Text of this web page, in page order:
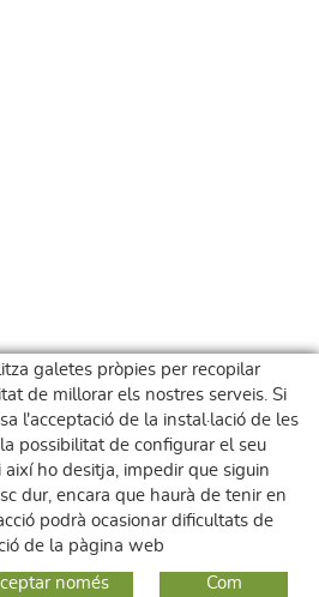
galetes pròpies per recopilar
de millorar els nostres serveis. Si
l'acceptació de la instal·lació de les
possibilitat de configurar el seu
ho desitja, impedir que siguin
dur, encara que haurà de tenir en
podrà ocasionar dificultats de
de la pàgina web
només
Com